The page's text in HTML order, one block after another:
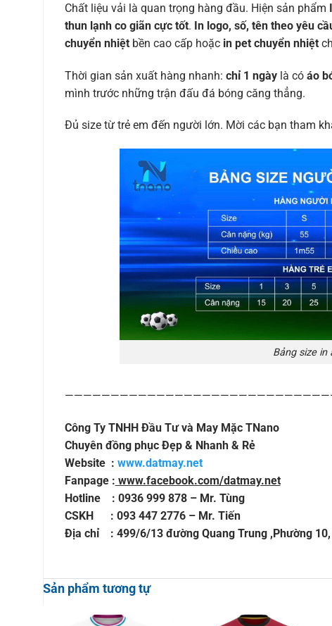
Chất liệu vải là quan trọng hàng đầu. Hiện sản phẩm
thun lạnh co giãn cực tốt. In logo, số, tên theo yêu
chuyển nhiệtbền cao cấp hoặc in pet chuyển nhiệt
Thời gian sản xuất hàng nhanh: chỉ 1 ngàylà có áo
mình trước những trận đấu đá bóng căng thẳng.
Đủ size từ trẻ em đến người lớn. Mời các bạn tham
Bảng size in
Công Ty TNHH Đầu Tư và May Mặc TNano
Chuyên đồng phục Đẹp & Nhanh & Rẻ
Website : www.datmay.net
Fanpage : www.facebook.com/datmay.net
Hotline : 0936 999 878 – Mr. Tùng
CSKH : 093 447 2776 – Mr. Tiến
Địa chỉ : 499/6/13 đường Quang Trung ,Phường 10,
Sản phẩm tương tự